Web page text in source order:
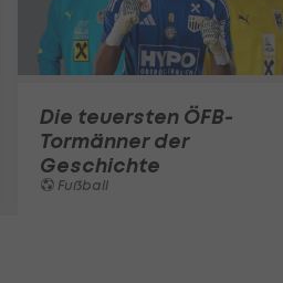
Die teuersten ÖFB-
Tormänner der
Geschichte
Fußball